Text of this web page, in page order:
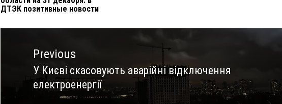
ДТЭК позитивные новости
Навигация
записямPrevious
Previous
post:
У Києві скасовують аварійні відключення
електроенергії